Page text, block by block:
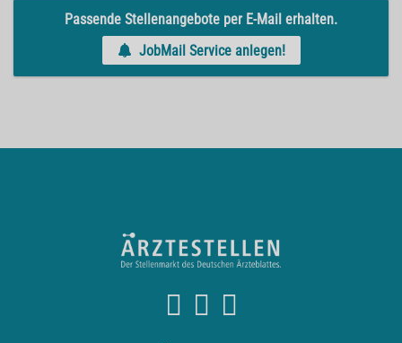
Passende Stellenangebote per E-Mail erhalten.
JobMail Service anlegen!